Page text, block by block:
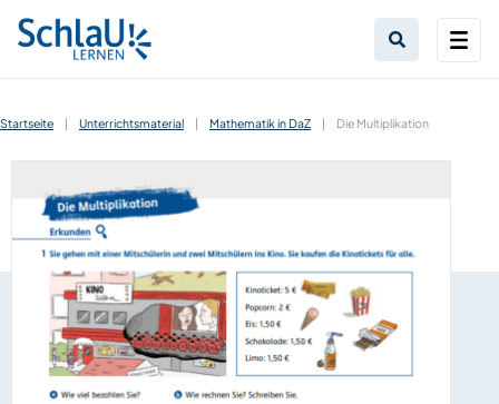
Startseite | Unterrichtsmaterial | Mathematik in DaZ | Die Multiplikation